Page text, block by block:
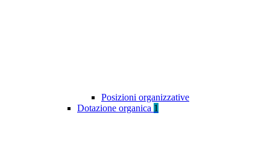
Posizioni organizzative
Dotazione organica 1